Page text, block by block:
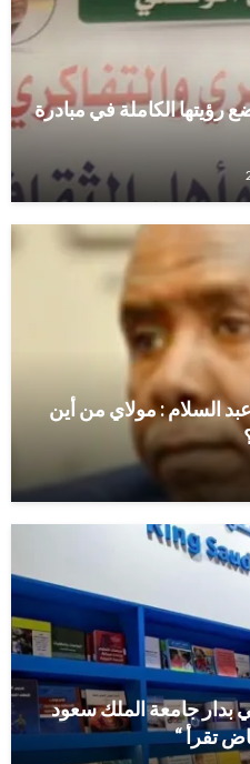
رؤيتها الكاملة في مبادرة
السلام : مولاي من أين
بدار جامعة الملك سعود
تقرأ “